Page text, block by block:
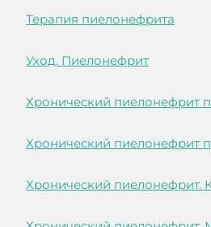
Терапия пиелонефрита
Уход. Пиелонефрит
Хронический пиелонефрит
Хронический пиелонефрит
Хронический пиелонефрит.